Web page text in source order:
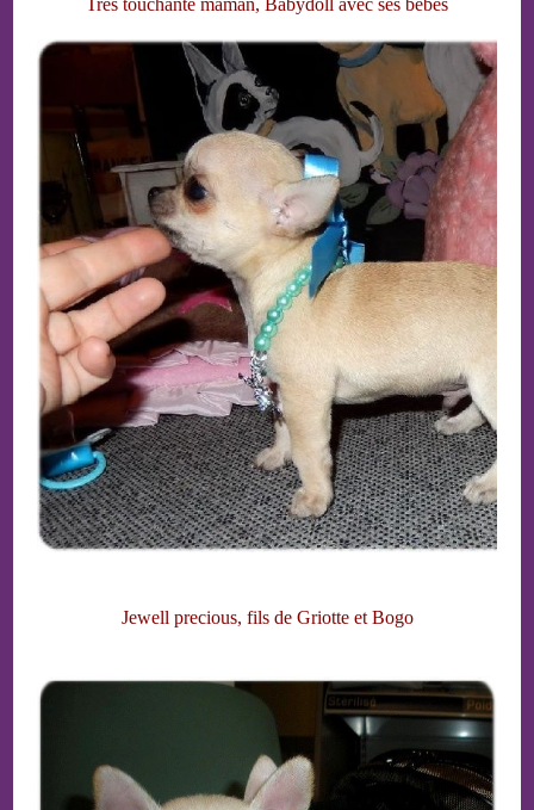
Très touchante maman, Babydoll avec ses bébés
Jewell precious, fils de Griotte et Bogo